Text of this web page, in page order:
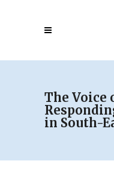
The Voice
in South-